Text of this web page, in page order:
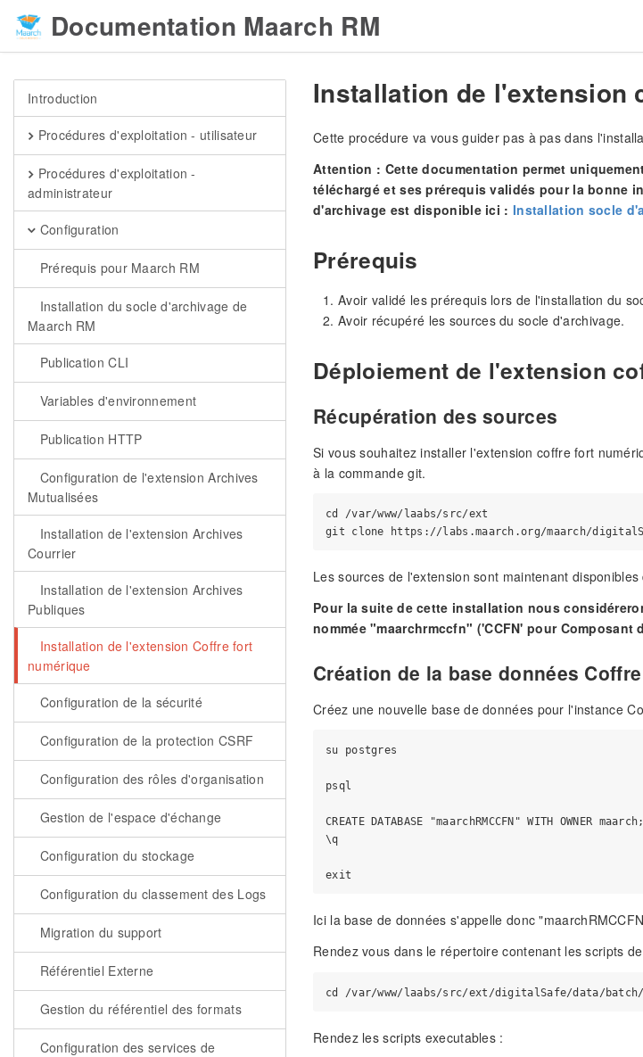
Documentation Maarch RM
Introduction
Procédures d'exploitation - utilisateur
Procédures d'exploitation -
administrateur
Configuration
Prérequis pour Maarch RM
Installation du socle d'archivage de
Maarch RM
Publication CLI
Variables d'environnement
Publication HTTP
Configuration de l'extension Archives
Mutualisées
Installation de l'extension Archives
Courrier
Installation de l'extension Archives
Publiques
Installation de l'extension Coffre fort
numérique
Configuration de la sécurité
Configuration de la protection CSRF
Configuration des rôles d'organisation
Gestion de l'espace d'échange
Configuration du stockage
Configuration du classement des Logs
Migration du support
Référentiel Externe
Gestion du référentiel des formats
Configuration des services de
Installation de l'extension
Cette procédure va vous guider pas à pas dans
Attention : Cette documentation permet
téléchargé et ses prérequis validés pour la bonne
d'archivage est disponible ici : Installation socle
Prérequis
Avoir validé les prérequis lors de l'installation du
Avoir récupéré les sources du socle d'archivage.
Déploiement de l'extension
Récupération des sources
Si vous souhaitez installer l'extension coffre fort
à la commande git.
cd /var/www/laabs/src/ext
Les sources de l'extension sont maintenant
Pour la suite de cette installation nous
nommée "maarchrmccfn" ('CCFN' pour Composant
Création de la base données
Créez une nouvelle base de données pour l'instance
su postgres
psql
CREATE DATABASE "maarchRMCCFN" WITH OWNER maarch;
\q
Ici la base de données s'appelle donc
Rendez vous dans le répertoire contenant les scripts
Rendez les scripts executables :